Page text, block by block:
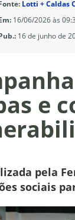
Lotti + Caldas
16/06/2026 às
16 de junho de
e
pela
sociais